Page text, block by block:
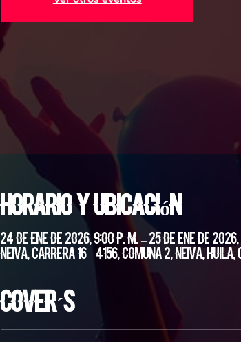
Horario y ubicación
24 de ene de 2026, 9:00 p. m. – 25 de ene de 2026,
Neiva, Carrera 16 #4156, Comuna 2, Neiva, Huila,
Cover´s